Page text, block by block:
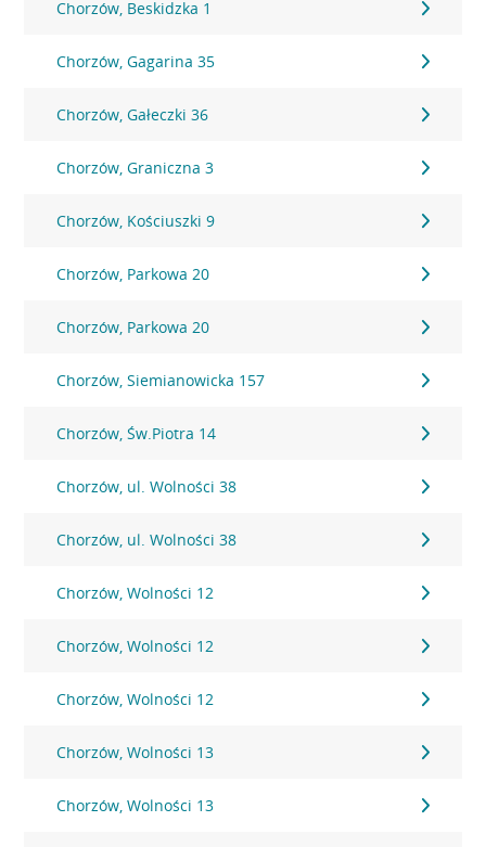
Chorzów, Beskidzka 1
Chorzów, Gagarina 35
Chorzów, Gałeczki 36
Chorzów, Graniczna 3
Chorzów, Kościuszki 9
Chorzów, Parkowa 20
Chorzów, Parkowa 20
Chorzów, Siemianowicka 157
Chorzów, Św.Piotra 14
Chorzów, ul. Wolności 38
Chorzów, ul. Wolności 38
Chorzów, Wolności 12
Chorzów, Wolności 12
Chorzów, Wolności 12
Chorzów, Wolności 13
Chorzów, Wolności 13